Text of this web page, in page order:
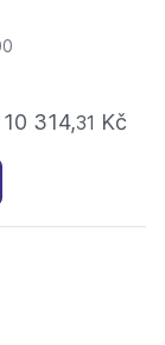
10 314,31 Kč